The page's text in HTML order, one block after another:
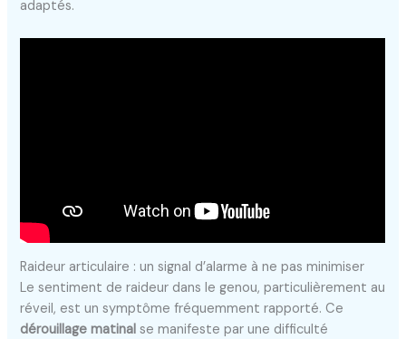
adaptés.
Raideur articulaire : un signal d’alarme à ne pas minimiser
Le sentiment de raideur dans le genou, particulièrement au
réveil, est un symptôme fréquemment rapporté. Ce
dérouillage matinal se manifeste par une difficulté